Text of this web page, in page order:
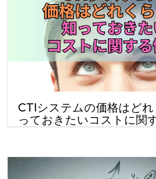
CTIシステムの価格はど
っておきたいコストに関